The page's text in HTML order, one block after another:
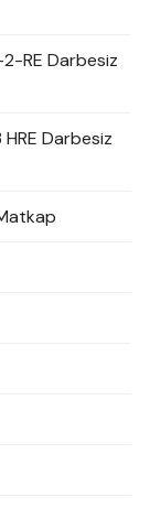
RE Darbesiz
Darbesiz